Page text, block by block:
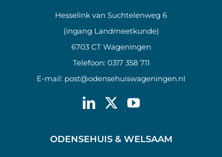
Hesselink van Suchtelenweg 6
(ingang Landmeetkunde)
6703 CT Wageningen
Telefoon: 0317 358 711
E-mail: post@odensehuiswageningen.nl
ODENSEHUIS & WELSAAM